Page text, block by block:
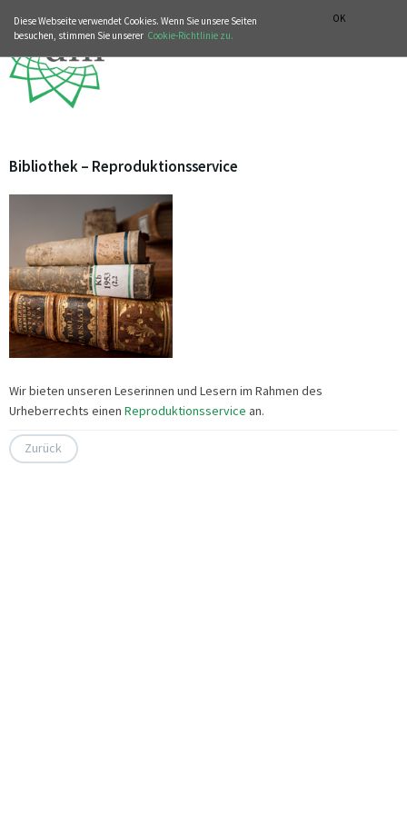
OK
Diese Webseite verwendet Cookies. Wenn Sie unsere Seiten
besuchen, stimmen Sie unserer Cookie-Richtlinie zu.
Bibliothek – Reproduktionsservice
Wir bieten unseren Leserinnen und Lesern im Rahmen des
Urheberrechts einen Reproduktionsservice an.
Zurück